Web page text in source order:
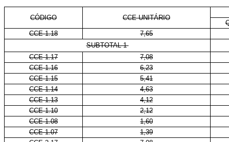
CÓDIGO CCE-UNITÁRIO
CCE 1.18
7,65
SUBTOTAL 1
CCE 1.17
7,08
CCE 1.16
6,23
CCE 1.15
5,41
CCE 1.14
4,63
CCE 1.13
4,12
CCE 1.10
2,12
CCE 1.08
1,60
CCE 1.07
1,39